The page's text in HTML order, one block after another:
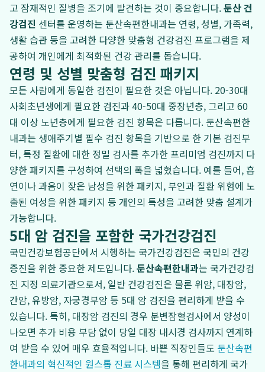
고 잠재적인 질병을 조기에 발견하는 것이 중요합니다.둔산 건
강검진 센터를 운영하는 둔산속편한내과는 연령, 성별, 가족력,
생활 습관 등을 고려한 다양한 맞춤형 건강검진 프로그램을 제
공하여 개인에게 최적화된 건강 관리를 돕습니다.
연령 및 성별 맞춤형 검진 패키지
모든 사람에게 동일한 검진이 필요한 것은 아닙니다. 20-30대
사회초년생에게 필요한 검진과 40-50대 중장년층, 그리고 60
대 이상 노년층에게 필요한 검진 항목은 다릅니다. 둔산속편한
내과는 생애주기별 필수 검진 항목을 기반으로 한 기본 검진부
터, 특정 질환에 대한 정밀 검사를 추가한 프리미엄 검진까지 다
양한 패키지를 구성하여 선택의 폭을 넓혔습니다. 예를 들어, 흡
연이나 과음이 잦은 남성을 위한 패키지, 부인과 질환 위험에 노
출된 여성을 위한 패키지 등 개인의 특성을 고려한 맞춤 설계가
가능합니다.
5대 암 검진을 포함한 국가건강검진
국민건강보험공단에서 시행하는 국가건강검진은 국민의 건강
증진을 위한 중요한 제도입니다.둔산속편한내과는 국가건강검
진 지정 의료기관으로서, 일반 건강검진은 물론 위암, 대장암,
간암, 유방암, 자궁경부암 등 5대 암 검진을 편리하게 받을 수
있습니다. 특히, 대장암 검진의 경우 분변잠혈검사에서 양성이
나오면 추가 비용 부담 없이 당일 대장 내시경 검사까지 연계하
여 받을 수 있어 매우 효율적입니다. 바쁜 직장인들도 둔산속편
한내과의 혁신적인 원스톱 진료 시스템을 통해 편리하게 국가